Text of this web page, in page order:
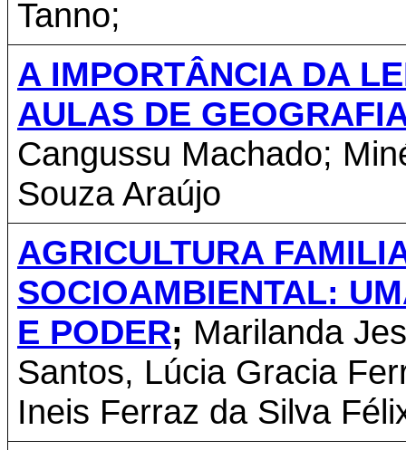
Tanno;
A IMPORTÂNCIA DA
AULAS DE
Cangussu Machado;
Souza Araújo
AGRICULTURA
SOCIOAMBIENTAL:
E PODER; Marilanda
Santos, Lúcia Gracia
Ineis Ferraz da Silva